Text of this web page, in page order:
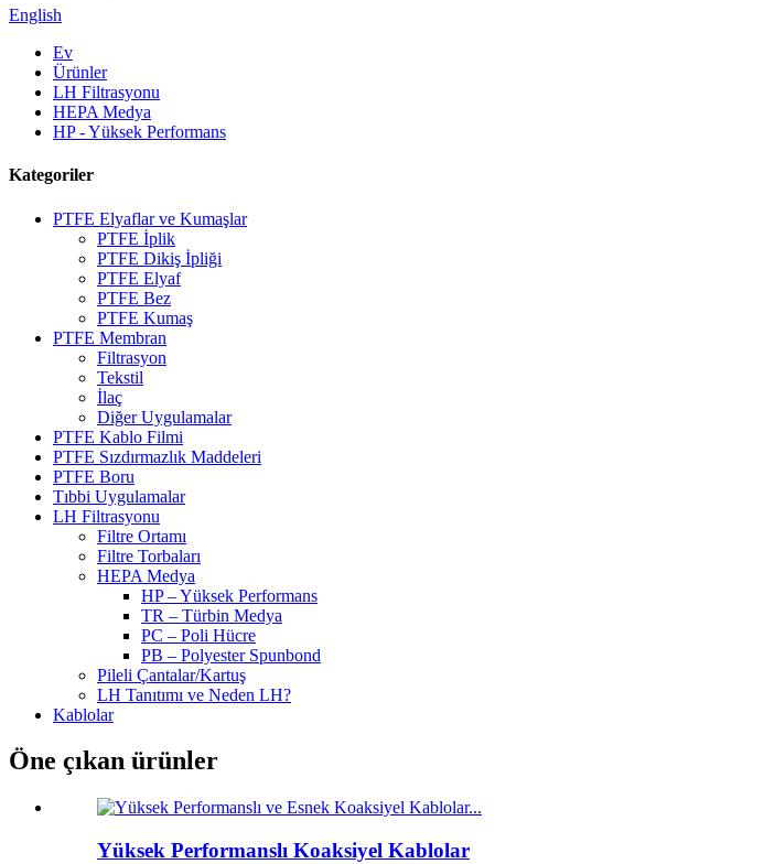
English
Ev
Ürünler
LH Filtrasyonu
HEPA Medya
HP - Yüksek Performans
Kategoriler
PTFE Elyaflar ve Kumaşlar
PTFE İplik
PTFE Dikiş İpliği
PTFE Elyaf
PTFE Bez
PTFE Kumaş
PTFE Membran
Filtrasyon
Tekstil
İlaç
Diğer Uygulamalar
PTFE Kablo Filmi
PTFE Sızdırmazlık Maddeleri
PTFE Boru
Tıbbi Uygulamalar
LH Filtrasyonu
Filtre Ortamı
Filtre Torbaları
HEPA Medya
HP – Yüksek Performans
TR – Türbin Medya
PC – Poli Hücre
PB – Polyester Spunbond
Pileli Çantalar/Kartuş
LH Tanıtımı ve Neden LH?
Kablolar
Öne çıkan ürünler
Yüksek Performanslı Koaksiyel Kablolar